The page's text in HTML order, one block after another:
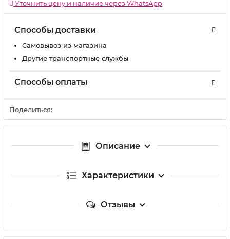
Уточнить цену и наличие через WhatsApp
Способы доставки
Самовывоз из магазина
Другие транспортные службы
Способы оплаты
Поделиться:
Описание
Характеристики
Отзывы